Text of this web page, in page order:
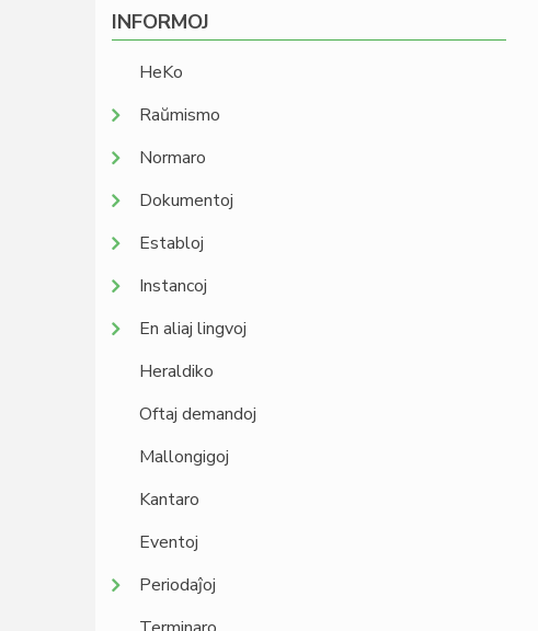
INFORMOJ
HeKo
Raŭmismo
Normaro
Dokumentoj
Establoj
Instancoj
En aliaj lingvoj
Heraldiko
Oftaj demandoj
Mallongigoj
Kantaro
Eventoj
Periodaĵoj